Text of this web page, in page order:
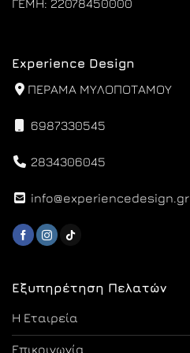
ΓΕΜΗ: 22078450000
Εξυπηρέτηση Πελατών
Η Εταιρεία
Επικοινωνία
Experience Design
ΠΕΡΑΜΑ ΜΥΛΟΠΟΤΑΜΟΥ
6987330545
2834306045
info@experiencedesign.gr